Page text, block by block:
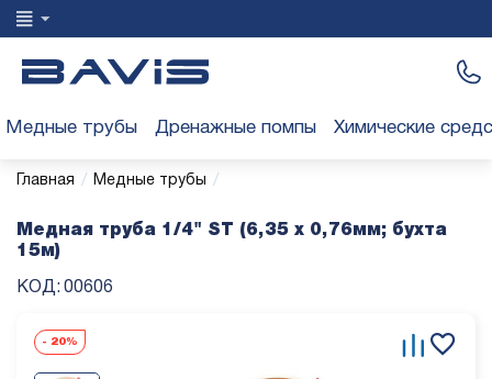
Медные трубы Дренажные помпы Химические
Главная / Медные трубы /
Медная труба 1/4" ST (6,35 х 0,76мм; бухта
15м)
КОД: 00606
- 20%